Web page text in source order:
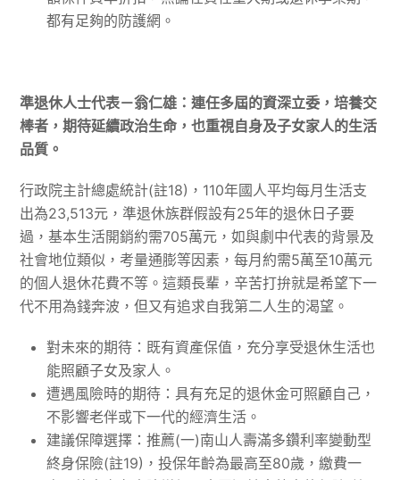
都有足夠的防護網。
準退休人士代表－翁仁雄：連任多屆的資深立委，培養交
棒者，期待延續政治生命，也重視自身及子女家人的生活
品質。
行政院主計總處統計(註18)，110年國人平均每月生活支
出為23,513元，準退休族群假設有25年的退休日子要
過，基本生活開銷約需705萬元，如與劇中代表的背景及
社會地位類似，考量通膨等因素，每月約需5萬至10萬元
的個人退休花費不等。這類長輩，辛苦打拚就是希望下一
代不用為錢奔波，但又有追求自我第二人生的渴望。
對未來的期待：既有資產保值，充分享受退休生活也
能照顧子女及家人。
遭遇風險時的期待：具有充足的退休金可照顧自己，
不影響老伴或下一代的經濟生活。
建議保障選擇：推薦(一)南山人壽滿多鑽利率變動型
終身保險(註19)，投保年齡為最高至80歲，繳費一